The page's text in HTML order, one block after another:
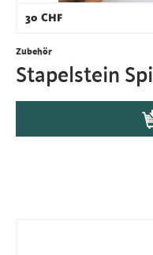
30 CHF
Zubehör
Stapelstein